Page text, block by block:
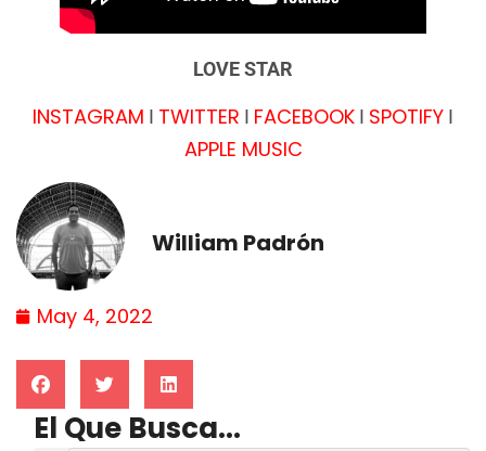
LOVE STAR
INSTAGRAM I TWITTER I FACEBOOK I SPOTIFY I
APPLE MUSIC
William Padrón
May 4, 2022
El Que Busca...